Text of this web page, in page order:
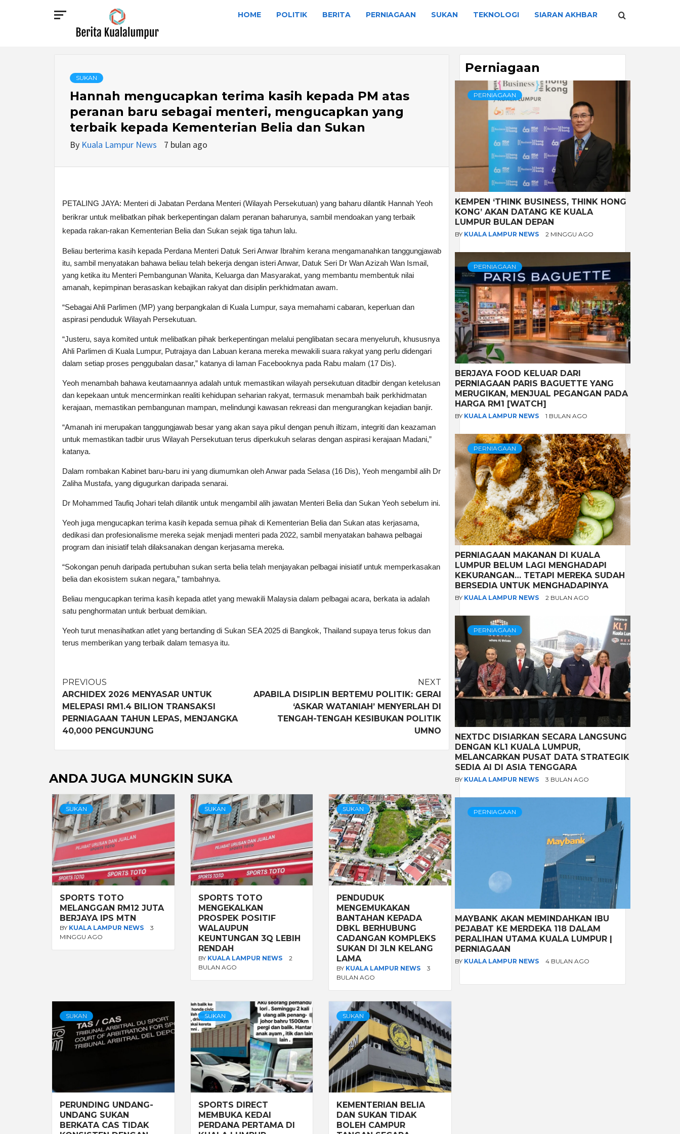
BERITA
KUALALUMPUR
HOME POLITIK BERITA PERNIAGAAN SUKAN TEKNOLOGI SIARAN AKHBAR
SUKAN
Hannah mengucapkan terima kasih kepada PM atas
peranan baru sebagai menteri, mengucapkan yang
terbaik kepada Kementerian Belia dan Sukan
By Kuala Lampur News 7 bulan ago
PETALING JAYA: Menteri di Jabatan Perdana Menteri (Wilayah Persekutuan) yang baharu dilantik Hannah Yeoh
berikrar untuk melibatkan pihak berkepentingan dalam peranan baharunya, sambil mendoakan yang terbaik
kepada rakan-rakan Kementerian Belia dan Sukan sejak tiga tahun lalu.
Beliau berterima kasih kepada Perdana Menteri Datuk Seri Anwar Ibrahim kerana mengamanahkan tanggungjawab
itu, sambil menyatakan bahawa beliau telah bekerja dengan isteri Anwar, Datuk Seri Dr Wan Azizah Wan Ismail,
yang ketika itu Menteri Pembangunan Wanita, Keluarga dan Masyarakat, yang membantu membentuk nilai
amanah, kepimpinan berasaskan kebajikan rakyat dan disiplin perkhidmatan awam.
“Sebagai Ahli Parlimen (MP) yang berpangkalan di Kuala Lumpur, saya memahami cabaran, keperluan dan
aspirasi penduduk Wilayah Persekutuan.
“Justeru, saya komited untuk melibatkan pihak berkepentingan melalui penglibatan secara menyeluruh, khususnya
Ahli Parlimen di Kuala Lumpur, Putrajaya dan Labuan kerana mereka mewakili suara rakyat yang perlu didengari
dalam setiap proses penggubalan dasar,” katanya di laman Facebooknya pada Rabu malam (17 Dis).
Yeoh menambah bahawa keutamaannya adalah untuk memastikan wilayah persekutuan ditadbir dengan ketelusan
dan kepekaan untuk mencerminkan realiti kehidupan seharian rakyat, termasuk menambah baik perkhidmatan
kerajaan, memastikan pembangunan mampan, melindungi kawasan rekreasi dan mengurangkan kejadian banjir.
“Amanah ini merupakan tanggungjawab besar yang akan saya pikul dengan penuh iltizam, integriti dan keazaman
untuk memastikan tadbir urus Wilayah Persekutuan terus diperkukuh selaras dengan aspirasi kerajaan Madani,”
katanya.
Dalam rombakan Kabinet baru-baru ini yang diumumkan oleh Anwar pada Selasa (16 Dis), Yeoh mengambil alih Dr
Zaliha Mustafa, yang digugurkan daripada senarai.
Dr Mohammed Taufiq Johari telah dilantik untuk mengambil alih jawatan Menteri Belia dan Sukan Yeoh sebelum ini.
Yeoh juga mengucapkan terima kasih kepada semua pihak di Kementerian Belia dan Sukan atas kerjasama,
dedikasi dan profesionalisme mereka sejak menjadi menteri pada 2022, sambil menyatakan bahawa pelbagai
program dan inisiatif telah dilaksanakan dengan kerjasama mereka.
“Sokongan penuh daripada pertubuhan sukan serta belia telah menjayakan pelbagai inisiatif untuk memperkasakan
belia dan ekosistem sukan negara,” tambahnya.
Beliau mengucapkan terima kasih kepada atlet yang mewakili Malaysia dalam pelbagai acara, berkata ia adalah
satu penghormatan untuk berbuat demikian.
Yeoh turut menasihatkan atlet yang bertanding di Sukan SEA 2025 di Bangkok, Thailand supaya terus fokus dan
terus memberikan yang terbaik dalam temasya itu.
Post
navigation
PREVIOUS
ARCHIDEX 2026 MENYASAR UNTUK
MELEPASI RM1.4 BILION TRANSAKSI
PERNIAGAAN TAHUN LEPAS, MENJANGKA
40,000 PENGUNJUNG
NEXT
APABILA DISIPLIN BERTEMU POLITIK: GERAI
‘ASKAR WATANIAH’ MENYERLAH DI
TENGAH-TENGAH KESIBUKAN POLITIK
UMNO
ANDA JUGA MUNGKIN SUKA
SUKAN
SPORTS TOTO
MELANGGAN RM12 JUTA
BERJAYA IPS MTN
BY KUALA LAMPUR NEWS
3
MINGGU AGO
SUKAN
SPORTS TOTO
MENGEKALKAN
PROSPEK POSITIF
WALAUPUN
KEUNTUNGAN 3Q LEBIH
RENDAH
BY KUALA LAMPUR NEWS
2
BULAN AGO
SUKAN
PENDUDUK
MENGEMUKAKAN
BANTAHAN KEPADA
DBKL BERHUBUNG
CADANGAN KOMPLEKS
SUKAN DI JLN KELANG
LAMA
BY KUALA LAMPUR NEWS
3
BULAN AGO
SUKAN
PERUNDING UNDANG-
UNDANG SUKAN
BERKATA CAS TIDAK
SUKAN
SPORTS DIRECT
MEMBUKA KEDAI
PERDANA PERTAMA DI
SUKAN
KEMENTERIAN BELIA
DAN SUKAN TIDAK
BOLEH CAMPUR
Perniagaan
PERNIAGAAN
KEMPEN ‘THINK BUSINESS, THINK HONG
KONG’ AKAN DATANG KE KUALA
LUMPUR BULAN DEPAN
BY KUALA LAMPUR NEWS 2 MINGGU AGO
PERNIAGAAN
BERJAYA FOOD KELUAR DARI
PERNIAGAAN PARIS BAGUETTE YANG
MERUGIKAN, MENJUAL PEGANGAN PADA
HARGA RM1 [WATCH]
BY KUALA LAMPUR NEWS 1 BULAN AGO
PERNIAGAAN
PERNIAGAAN MAKANAN DI KUALA
LUMPUR BELUM LAGI MENGHADAPI
KEKURANGAN… TETAPI MEREKA SUDAH
BERSEDIA UNTUK MENGHADAPINYA
BY KUALA LAMPUR NEWS 2 BULAN AGO
PERNIAGAAN
NEXTDC DISIARKAN SECARA LANGSUNG
DENGAN KL1 KUALA LUMPUR,
MELANCARKAN PUSAT DATA STRATEGIK
SEDIA AI DI ASIA TENGGARA
BY KUALA LAMPUR NEWS 3 BULAN AGO
PERNIAGAAN
MAYBANK AKAN MEMINDAHKAN IBU
PEJABAT KE MERDEKA 118 DALAM
PERALIHAN UTAMA KUALA LUMPUR |
PERNIAGAAN
BY KUALA LAMPUR NEWS 4 BULAN AGO